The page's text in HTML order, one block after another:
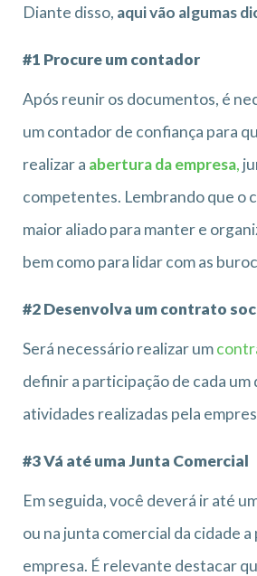
Diante disso, aqui vão algumas
#1 Procure um contador
Após reunir os documentos, é
um contador de confiança para
realizar a abertura da empresa,
competentes. Lembrando que o
maior aliado para manter e
bem como para lidar com as
#2 Desenvolva um contrato
Será necessário realizar um
definir a participação de cada um
atividades realizadas pela
#3 Vá até uma Junta Comercial
Em seguida, você deverá ir até
ou na junta comercial da cidade
empresa. É relevante destacar